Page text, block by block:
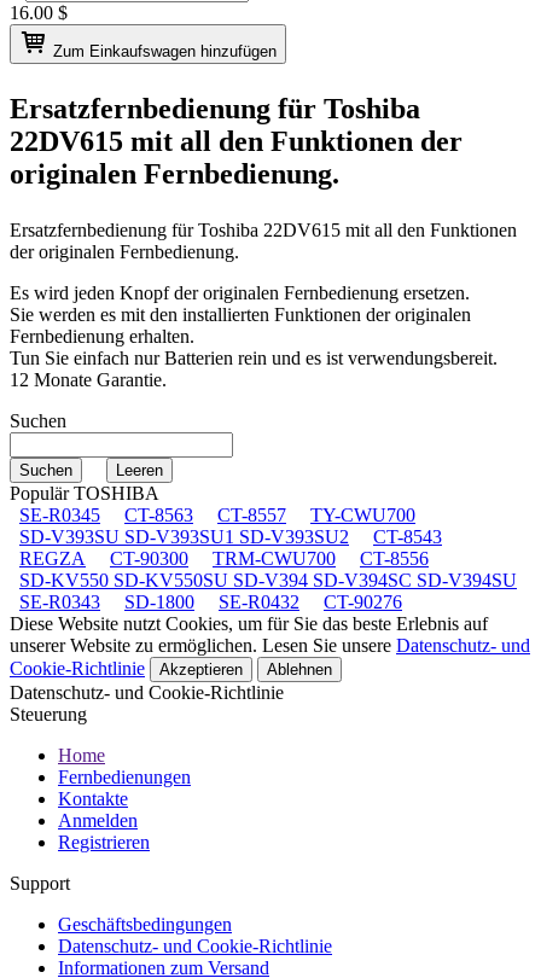
16.00 $
Zum Einkaufswagen hinzufügen
Ersatzfernbedienung für Toshiba
22DV615 mit all den Funktionen der
originalen Fernbedienung.
Ersatzfernbedienung fürToshiba 22DV615 mit all den Funktionen
der originalen Fernbedienung.
Es wird jeden Knopf der originalen Fernbedienung ersetzen.
Sie werden es mit den installierten Funktionen der originalen
Fernbedienung erhalten.
Tun Sie einfach nur Batterien rein und es ist verwendungsbereit.
12 Monate Garantie.
Suchen
Populär TOSHIBA
SE-R0345
CT-8563 CT-8557
TY-CWU700
SD-V393SU SD-V393SU1 SD-V393SU2
CT-8543
REGZA
CT-90300 TRM-CWU700
CT-8556
SD-KV550 SD-KV550SU SD-V394 SD-V394SC SD-V394SU
SE-R0343
SD-1800 SE-R0432
CT-90276
Diese Website nutzt Cookies, um für Sie das beste Erlebnis auf
unserer Website zu ermöglichen. Lesen Sie unsere Datenschutz- und
Cookie-Richtlinie
Akzeptieren Ablehnen
Datenschutz- und Cookie-Richtlinie
Steuerung
Home
Fernbedienungen
Kontakte
Anmelden
Registrieren
Support
Geschäftsbedingungen
Datenschutz- und Cookie-Richtlinie
Informationen zum Versand